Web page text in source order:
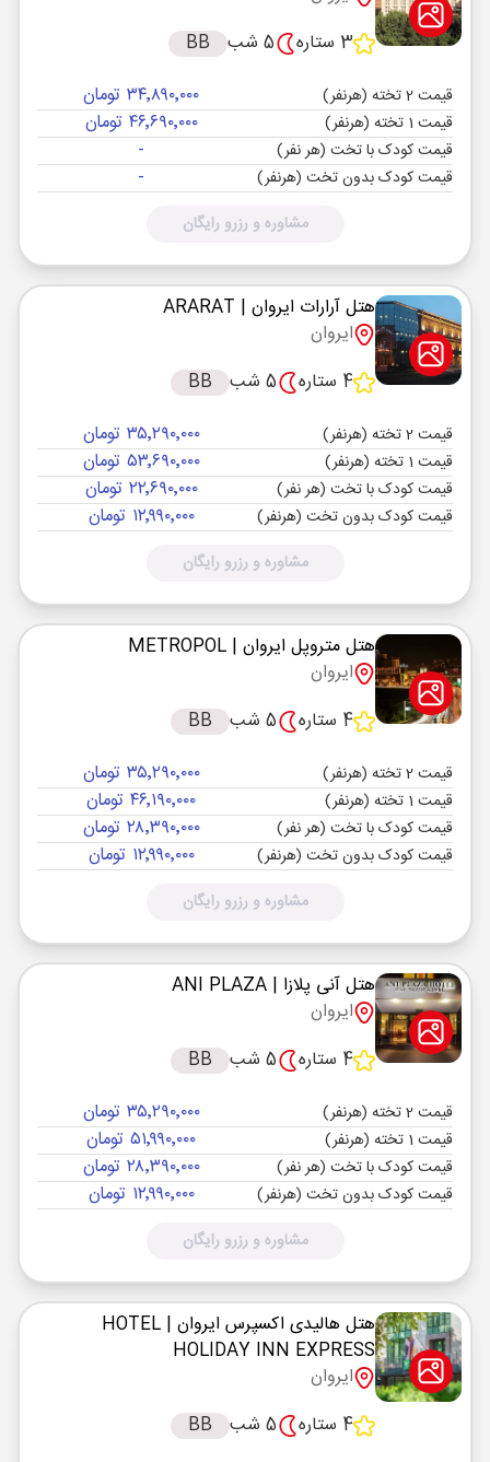
3 ستاره
5 شب BB
قیمت 2 تخته (هرنفر) ۳۴٬۸۹۰٬۰۰۰ تومان
قیمت 1 تخته (هرنفر) ۴۶٬۶۹۰٬۰۰۰ تومان
قیمت کودک با تخت (هر نفر) -
قیمت کودک بدون تخت (هرنفر) -
مشاوره و رزرو رایگان
هتل آرارات ایروان | ARARAT
ایروان
4 ستاره
5 شب BB
قیمت 2 تخته (هرنفر) ۳۵٬۲۹۰٬۰۰۰ تومان
قیمت 1 تخته (هرنفر) ۵۳٬۶۹۰٬۰۰۰ تومان
قیمت کودک با تخت (هر نفر) ۲۲٬۶۹۰٬۰۰۰ تومان
قیمت کودک بدون تخت (هرنفر) ۱۲٬۹۹۰٬۰۰۰ تومان
مشاوره و رزرو رایگان
هتل متروپل ایروان | METROPOL
ایروان
4 ستاره
5 شب BB
قیمت 2 تخته (هرنفر) ۳۵٬۲۹۰٬۰۰۰ تومان
قیمت 1 تخته (هرنفر) ۴۶٬۱۹۰٬۰۰۰ تومان
قیمت کودک با تخت (هر نفر) ۲۸٬۳۹۰٬۰۰۰ تومان
قیمت کودک بدون تخت (هرنفر) ۱۲٬۹۹۰٬۰۰۰ تومان
مشاوره و رزرو رایگان
هتل آنی پلازا | ANI PLAZA
ایروان
4 ستاره
5 شب BB
قیمت 2 تخته (هرنفر) ۳۵٬۲۹۰٬۰۰۰ تومان
قیمت 1 تخته (هرنفر) ۵۱٬۹۹۰٬۰۰۰ تومان
قیمت کودک با تخت (هر نفر) ۲۸٬۳۹۰٬۰۰۰ تومان
قیمت کودک بدون تخت (هرنفر) ۱۲٬۹۹۰٬۰۰۰ تومان
مشاوره و رزرو رایگان
هتل هالیدی اکسپرس ایروان | HOTEL
HOLIDAY INN EXPRESS
ایروان
4 ستاره
5 شب BB